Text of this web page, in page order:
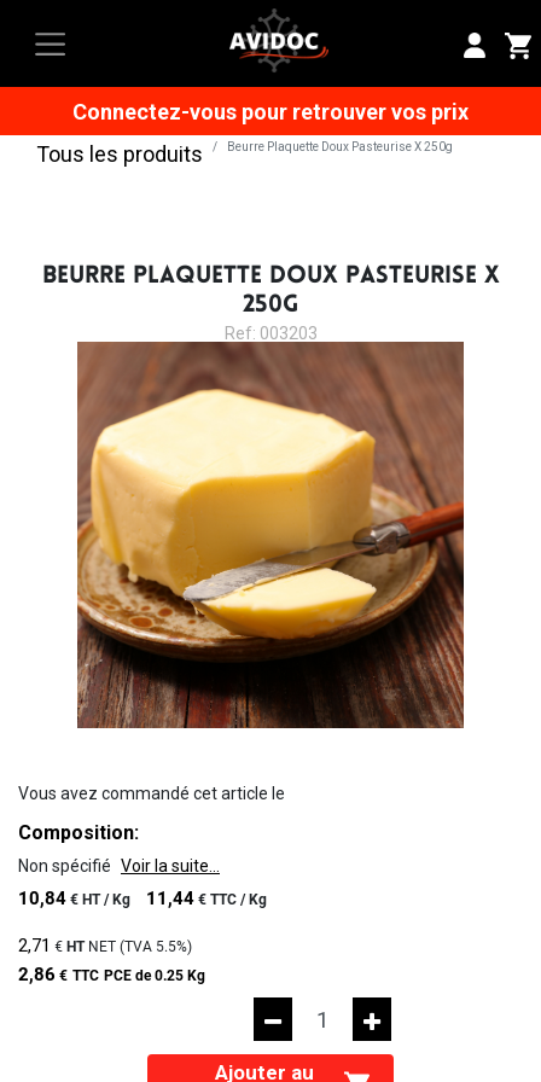
Connectez-vous pour retrouver vos prix
Tous les produits
Beurre Plaquette Doux Pasteurise X 250g
BEURRE PLAQUETTE DOUX PASTEURISE X
250G
Ref: 003203
Vous avez commandé cet article le
Composition:
Non spécifié Voir la suite...
10,84 € HT / Kg 11,44 € TTC / Kg
2,71 € HTNET (TVA 5.5%)
2,86 € TTC PCE de 0.25 Kg
Ajouter au